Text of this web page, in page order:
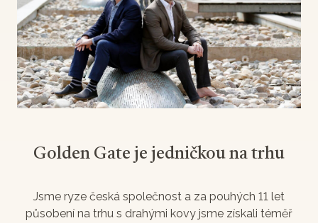
Golden Gate je jedničkou na trhu
Jsme ryze česká společnost a za pouhých 11 let
působení na trhu s drahými kovy jsme získali téměř